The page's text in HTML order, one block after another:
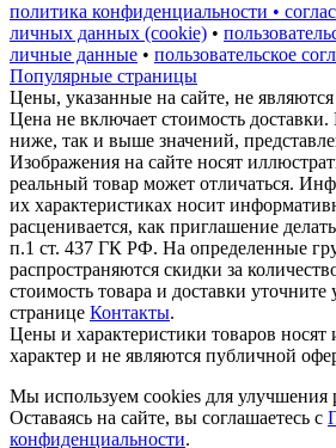
политика конфиденциальности •
личных данных (cookie) •
личные данные • пользовательское
Популярные страницы
Цены, указанные на сайте, не
Цена не включает стоимость
ниже, так и выше значений,
Изображения на сайте носят
реальный товар может отличаться.
их характеристиках носит
расценивается, как приглашение
п.1 ст. 437 ГК РФ. На определенные
распространяются скидки за
стоимость товара и доставки
странице Контакты.
Цены и характеристики товаров
характер и не являются публичной
Мы используем cookies для улучшения
Оставаясь на сайте, вы соглашаетесь с
конфиденциальности.